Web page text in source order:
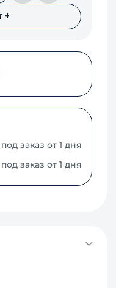
+
под заказ от 1 дня
под заказ от 1 дня